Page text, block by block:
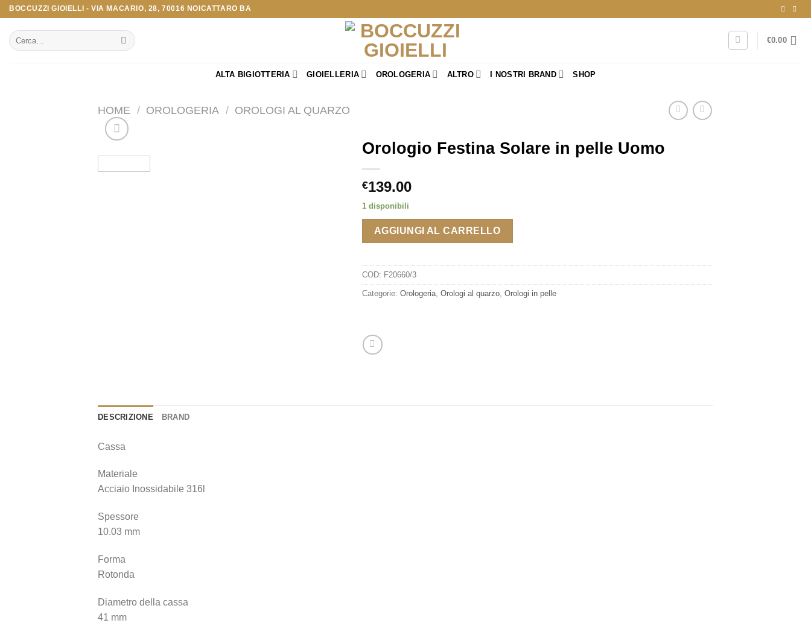
Salta
contenuti
BOCCUZZI GIOIELLI - VIA MACARIO, 28, 70016 NOICATTARO BA
Cerca:
€0.00
ALTA BIGIOTTERIA GIOIELLERIA OROLOGERIA ALTRO I NOSTRI BRAND SHOP
HOME / OROLOGERIA / OROLOGI AL QUARZO
Orologio Festina Solare in pelle Uomo
€139.00
1 disponibili
AGGIUNGI AL CARRELLO
COD: F20660/3
Categorie: Orologeria, Orologi al quarzo, Orologi in pelle
DESCRIZIONE BRAND
Cassa
Materiale
Acciaio Inossidabile 316l
Spessore
10.03 mm
Forma
Rotonda
Diametro della cassa
41 mm